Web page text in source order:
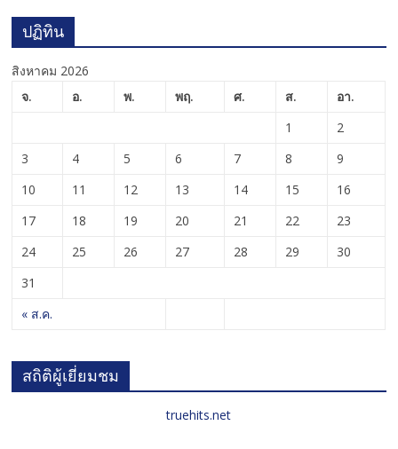
ปฏิทิน
สิงหาคม 2026
จ.
อ. พ. พฤ. ศ. ส. อา.
« ส.ค.
1
2
3
4 5 6 7 8
9
10
11 12 13 14 15
16
17
18 19 20 21 22
23
24
25 26 27 28 29
30
31
สถิติผู้เยี่ยมชม
truehits.net